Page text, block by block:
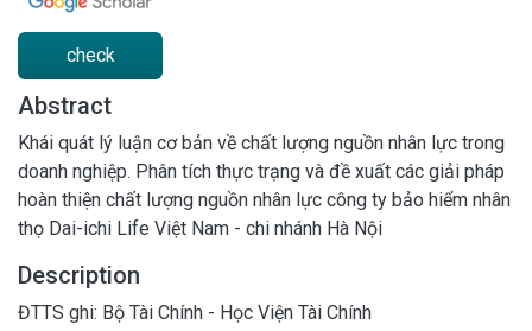
check
Abstract
Khái quát lý luận cơ bản về chất lượng nguồn nhân lực trong
doanh nghiệp. Phân tích thực trạng và đề xuất các giải pháp
hoàn thiện chất lượng nguồn nhân lực công ty bảo hiểm nhân
thọ Dai-ichi Life Việt Nam - chi nhánh Hà Nội
Description
ĐTTS ghi: Bộ Tài Chính - Học Viện Tài Chính